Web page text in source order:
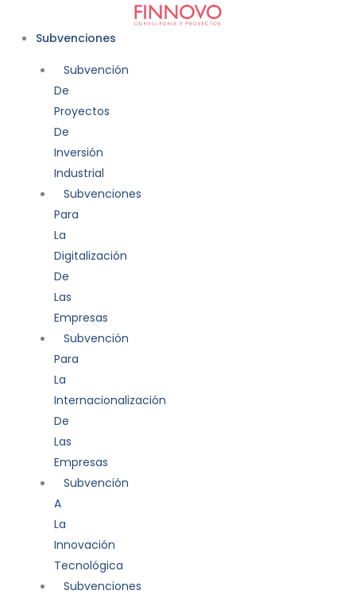
Subvenciones
Subvención
De
Proyectos
De
Inversión
Industrial
Subvenciones
Para
La
Digitalización
De
Las
Empresas
Subvención
Para
La
Internacionalización
De
Las
Empresas
Subvención
A
La
Innovación
Tecnológica
Subvenciones